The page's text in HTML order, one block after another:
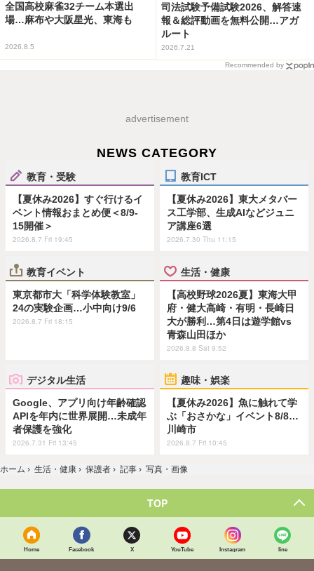
全国高校麻雀32チーム本選出
場…麻布や大阪星光、東海も
2026.8.5
司法試験予備試験2026、解答速
報＆総評動画を無料公開…アガ
ルート
2026.7.21
Recommended by
advertisement
NEWS CATEGORY
教育・受験
【夏休み2026】すぐ行けるイ
ベント情報おまとめ便＜8/9-
15開催＞
2026.8.7 Fri 19:45
教育ICT
【夏休み2026】東大メタバー
ス工学部、生成AIなどジュニ
ア講座6選
2026.7.30 Thu 11:15
教育イベント
東京都市大「科学体験教室」
24の実験企画…小中向け9/6
2026.8.7 Fri 18:15
生活・健康
【高校野球2026夏】東海大甲
府・健大高崎・有明・長崎日
大が勝利…第4日は遊学館vs
青森山田ほか
2026.8.8 Sat 9:52
デジタル生活
Google、アプリ向け年齢確認
APIを年内に世界展開…未成年
者保護を強化
2026.7.31 Fri 13:45
趣味・娯楽
【夏休み2026】魚に触れて学
ぶ「おさかな」イベント8/8…
川崎市
2026.8.7 Fri 10:45
ホーム › 生活・健康 › 保護者 › 記事 › 写真・画像
TOP
Home Facebook X YouTube Instagram line